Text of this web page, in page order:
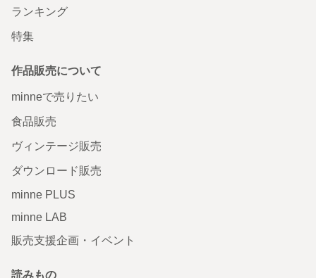
ランキング
特集
作品販売について
minneで売りたい
食品販売
ヴィンテージ販売
ダウンロード販売
minne PLUS
minne LAB
販売支援企画・イベント
読みもの